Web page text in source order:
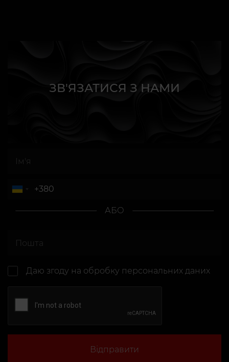
ЗВ'ЯЗАТИСЯ З НАМИ
АБО
Даю згоду на обробку персональних даних
Відправити